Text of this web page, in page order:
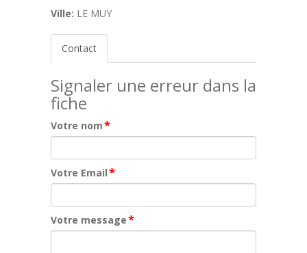
Ville: LE MUY
Contact
Signaler une erreur dans la
fiche
Votre nom*
Votre Email*
Votre message*